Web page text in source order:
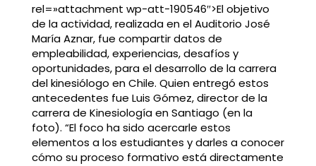
rel=»attachment wp-att-190546″>El objetivo
de la actividad, realizada en el Auditorio José
María Aznar, fue compartir datos de
empleabilidad, experiencias, desafíos y
oportunidades, para el desarrollo de la carrera
del kinesiólogo en Chile. Quien entregó estos
antecedentes fue Luis Gómez, director de la
carrera de Kinesiología en Santiago (en la
foto). “El foco ha sido acercarle estos
elementos a los estudiantes y darles a conocer
cómo su proceso formativo está directamente